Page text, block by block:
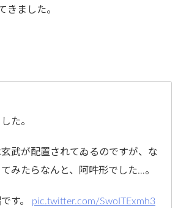
きました。
た。
武が配置されてゐるのですが、な
みたらなんと、阿吽形でした…。
す。 pic.twitter.com/SwoITExmh3